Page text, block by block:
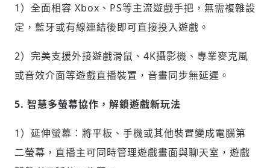
登入或註冊
輸入 Email 驗證碼
1）全面相容 Xbox、PS等主流遊戲手把，無需複雜設
定，藍牙或有線連結後即可直接投入遊戲。
2）完美支援外接遊戲滑鼠、4K攝影機、專業麥克風
或音效介面等遊戲直播裝置，音畫同步無延遲。
5. 智慧多螢幕協作，解鎖遊戲新玩法
1）延伸螢幕：將平板、手機或其他裝置變成電腦第
二螢幕，直播主可同時管理遊戲畫面與聊天室，遊戲